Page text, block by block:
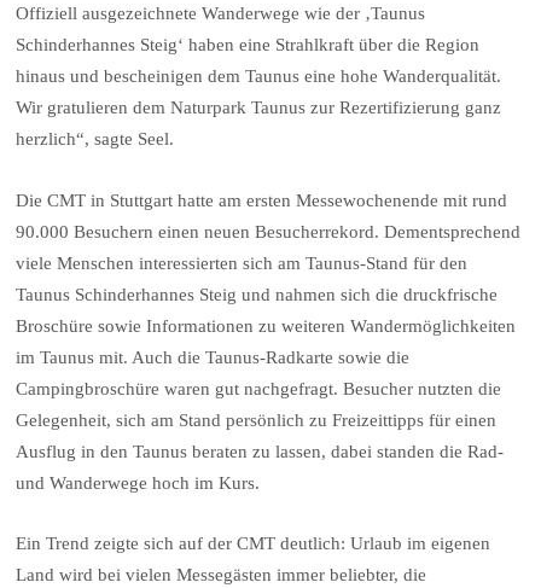
Offiziell ausgezeichnete Wanderwege wie der ‚Taunus
Schinderhannes Steig‘ haben eine Strahlkraft über die Region
hinaus und bescheinigen dem Taunus eine hohe Wanderqualität.
Wir gratulieren dem Naturpark Taunus zur Rezertifizierung ganz
herzlich“, sagte Seel.
Die CMT in Stuttgart hatte am ersten Messewochenende mit rund
90.000 Besuchern einen neuen Besucherrekord. Dementsprechend
viele Menschen interessierten sich am Taunus-Stand für den
Taunus Schinderhannes Steig und nahmen sich die druckfrische
Broschüre sowie Informationen zu weiteren Wandermöglichkeiten
im Taunus mit. Auch die Taunus-Radkarte sowie die
Campingbroschüre waren gut nachgefragt. Besucher nutzten die
Gelegenheit, sich am Stand persönlich zu Freizeittipps für einen
Ausflug in den Taunus beraten zu lassen, dabei standen die Rad-
und Wanderwege hoch im Kurs.
Ein Trend zeigte sich auf der CMT deutlich: Urlaub im eigenen
Land wird bei vielen Messegästen immer beliebter, die